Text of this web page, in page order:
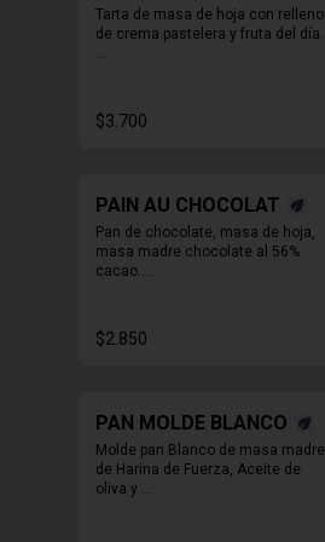
Tarta de masa de hoja con relleno
de crema pastelera y fruta del día.
tiempo de despacho*
** FOTO  REFERENCIAL
$3.700
PAIN AU CHOCOLAT
Pan de chocolate, masa de hoja,
masa madre chocolate al 56%
cacao.
13:00 a 14:30 para considerar en
tiempo de despacho*
$2.850
PAN MOLDE BLANCO
Molde pan Blanco de masa madre
de Harina de Fuerza, Aceite de
oliva y